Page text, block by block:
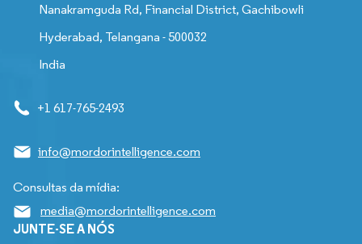
Nanakramguda Rd, Financial District, Gachibowli
Hyderabad, Telangana - 500032
India
+1 617-765-2493
info@mordorintelligence.com
Consultas da mídia:
media@mordorintelligence.com
JUNTE-SE A NÓS